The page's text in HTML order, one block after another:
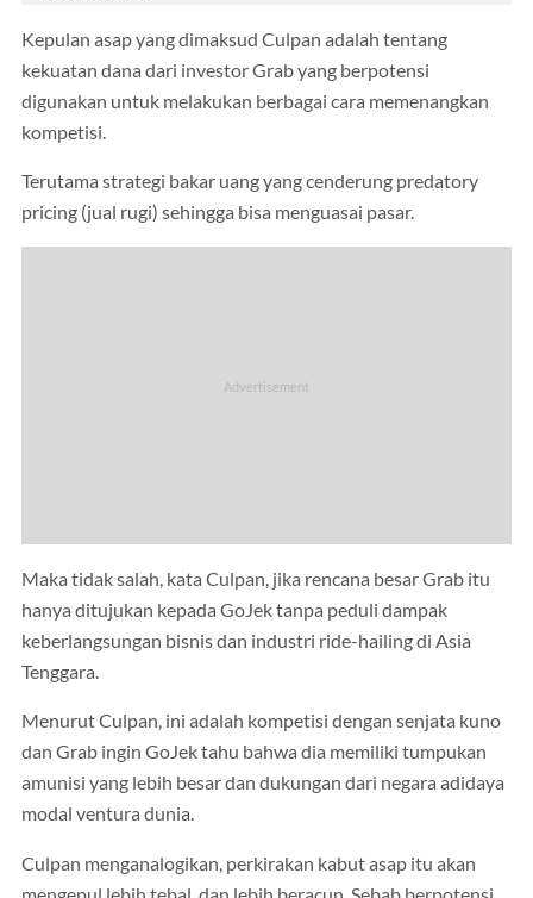
Kepulan asap yang dimaksud Culpan adalah tentang
kekuatan dana dari investor Grab yang berpotensi
digunakan untuk melakukan berbagai cara memenangkan
kompetisi.
Terutama strategi bakar uang yang cenderung predatory
pricing (jual rugi) sehingga bisa menguasai pasar.
Maka tidak salah, kata Culpan, jika rencana besar Grab itu
hanya ditujukan kepada GoJek tanpa peduli dampak
keberlangsungan bisnis dan industri ride-hailing di Asia
Tenggara.
Menurut Culpan, ini adalah kompetisi dengan senjata kuno
dan Grab ingin GoJek tahu bahwa dia memiliki tumpukan
amunisi yang lebih besar dan dukungan dari negara adidaya
modal ventura dunia.
Culpan menganalogikan, perkirakan kabut asap itu akan